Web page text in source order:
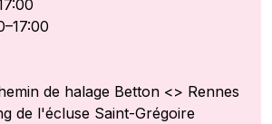
de halage Betton <> Rennes
de l'écluse Saint-Grégoire